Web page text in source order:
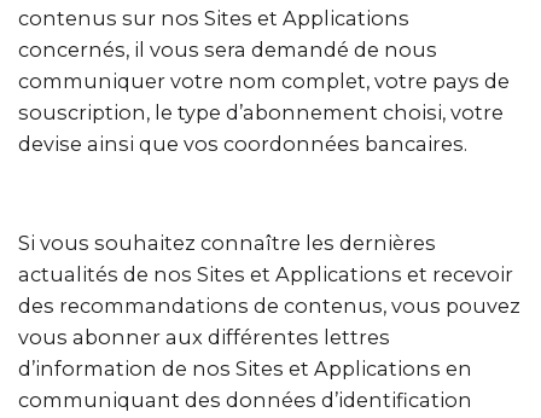
contenus sur nos Sites et Applications
concernés, il vous sera demandé de nous
communiquer votre nom complet, votre pays de
souscription, le type d’abonnement choisi, votre
devise ainsi que vos coordonnées bancaires.
Si vous souhaitez connaître les dernières
actualités de nos Sites et Applications et recevoir
des recommandations de contenus, vous pouvez
vous abonner aux différentes lettres
d’information de nos Sites et Applications en
communiquant des données d’identification